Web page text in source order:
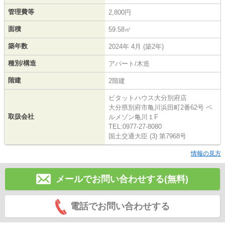
管理費等 2,800円
面積 59.58㎡
築年数 2024年 4月 (築2年)
種別/構造 アパート/木造
階建 2階建
取扱会社
ピタットハウス大分別府店
大分県別府市亀川浜田町2番62号 ベ
ルメゾン亀川１F
TEL:0977-27-8080
国土交通大臣 (3) 第7968号
情報の見方
メールでお問い合わせする(無料)
電話でお問い合わせする